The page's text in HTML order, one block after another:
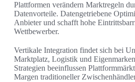
Plattformen verändern Marktregeln
Datenvorteile. Datengetriebene
Anbieter und schafft hohe
Wettbewerber.
Vertikale Integration findet sich bei
Marktplatz, Logistik und
Strategien beeinflussen
Margen traditioneller